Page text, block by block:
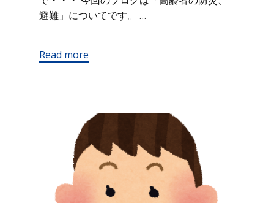
避難」についてです。 …
Read more